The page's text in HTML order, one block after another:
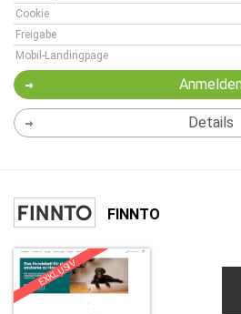
Cookie
Freigabe
Mobil-Landingpage
Details
FINNTO
EXKLUSIV